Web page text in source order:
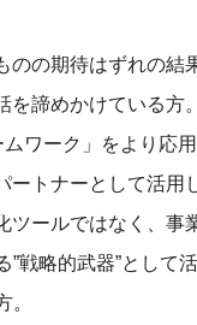
のの期待はずれの結
を諦めかけている方。
ムワーク」をより応
ートナーとして活用
ツールではなく、事
”戦略的武器”として
。